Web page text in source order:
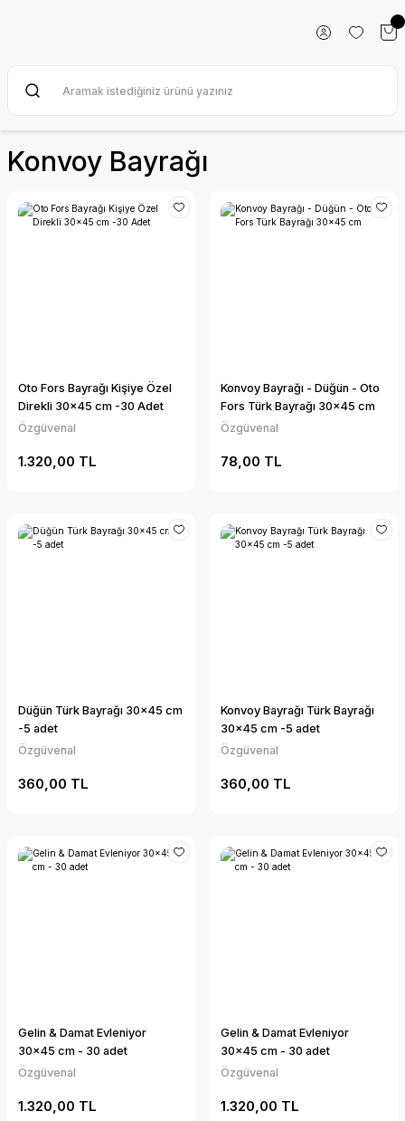
Konvoy Bayrağı
Oto Fors Bayrağı Kişiye Özel
Direkli 30x45 cm -30 Adet
Özgüvenal
1.320,00 TL
Konvoy Bayrağı - Düğün - Oto
Fors Türk Bayrağı 30x45 cm
Özgüvenal
78,00 TL
Düğün Türk Bayrağı 30x45 cm
-5 adet
Özgüvenal
360,00 TL
Konvoy Bayrağı Türk Bayrağı
30x45 cm -5 adet
Özgüvenal
360,00 TL
Gelin & Damat Evleniyor
30x45 cm - 30 adet
Özgüvenal
1.320,00 TL
Gelin & Damat Evleniyor
30x45 cm - 30 adet
Özgüvenal
1.320,00 TL